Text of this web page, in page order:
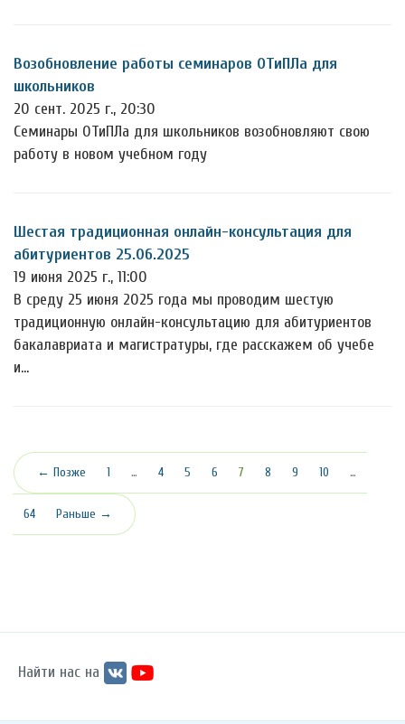
Возобновление работы семинаров ОТиПЛа для
школьников
20 сент. 2025 г., 20:30
Семинары ОТиПЛа для школьников возобновляют свою
работу в новом учебном году
Шестая традиционная онлайн-консультация для
абитуриентов 25.06.2025
19 июня 2025 г., 11:00
В среду 25 июня 2025 года мы проводим шестую
традиционную онлайн-консультацию для абитуриентов
бакалавриата и магистратуры, где расскажем об учебе
и…
← Позже 1 … 4 5 6 7 (текущая)
8 9 10 …
64 Раньше →
Найти нас на